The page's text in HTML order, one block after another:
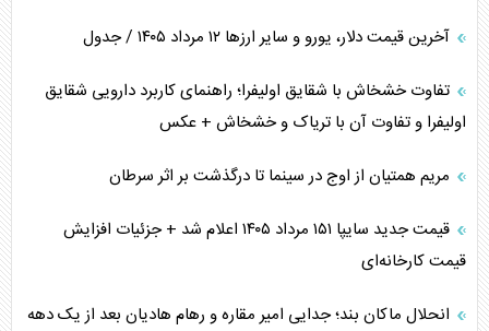
آخرین قیمت دلار، یورو و سایر ارز‌ها ۱۲ مرداد ۱۴۰۵ / جدول
تفاوت خشخاش با شقایق اولیفرا؛ راهنمای کاربرد دارویی شقایق
اولیفرا و تفاوت آن با تریاک و خشخاش + عکس
مریم همتیان از اوج در سینما تا درگذشت بر اثر سرطان
قیمت جدید سایپا ۱۵۱ مرداد ۱۴۰۵ اعلام شد + جزئیات افزایش
قیمت کارخانه‌ای
انحلال ماکان بند؛ جدایی امیر مقاره و رهام هادیان بعد از یک دهه